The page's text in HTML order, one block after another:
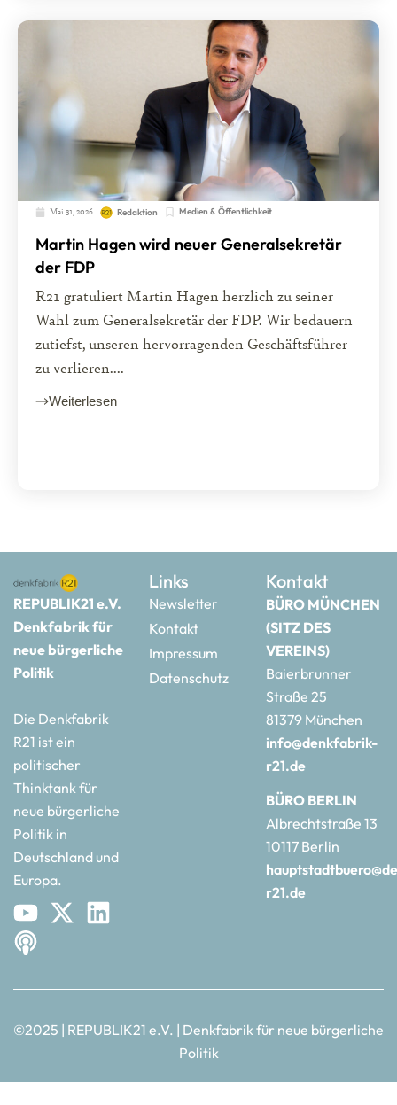
Mai 31, 2026 Redaktion Medien & Öffentlichkeit
Martin Hagen wird neuer Generalsekretär
der FDP
R21 gratuliert Martin Hagen herzlich zu seiner
Wahl zum Generalsekretär der FDP. Wir bedauern
zutiefst, unseren hervorragenden Geschäftsführer
zu verlieren....
Weiterlesen
REPUBLIK21 e.V.
Denkfabrik für
neue bürgerliche
Politik
Die Denkfabrik
R21 ist ein
politischer
Thinktank für
neue bürgerliche
Politik in
Deutschland und
Europa.
Links
Newsletter
Kontakt
Impressum
Datenschutz
Kontakt
BÜRO MÜNCHEN
(SITZ DES
VEREINS)
Baierbrunner
Straße 25
81379 München
info@denkfabrik-
r21.de
BÜRO BERLIN
Albrechtstraße 13
10117 Berlin
r21.de
©2025 | REPUBLIK21 e.V. | Denkfabrik für neue bürgerliche
Politik